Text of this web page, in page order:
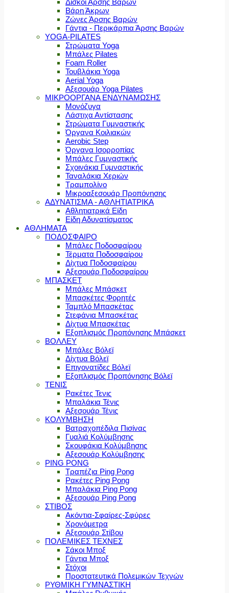
Δίσκοι Άρσης Βαρών
Βάρη Άκρων
Ζώνες Άρσης Βαρών
Γάντια - Περικάρπια Άρσης Βαρών
YOGA-PILATES
Στρώματα Yoga
Μπάλες Pilates
Foam Roller
Τουβλάκια Yoga
Aerial Yoga
Αξεσουάρ Yoga Pilates
ΜΙΚΡΟΟΡΓΑΝΑ ΕΝΔΥΝΑΜΩΣΗΣ
Μονόζυγα
Λάστιχα Αντίστασης
Στρώματα Γυμναστικής
Όργανα Κοιλιακών
Aerobic Step
Όργανα Ισορροπίας
Μπάλες Γυμναστικής
Σχοινάκια Γυμναστικής
Ταναλάκια Χεριών
Τραμπολίνο
Μικροαξεσουάρ Προπόνησης
ΑΔΥΝΑΤΙΣΜΑ - ΑΘΛΗΤΙΑΤΡΙΚΑ
Αθλητιατρικά Είδη
Είδη Αδυνατίσματος
ΑΘΛΗΜΑΤΑ
ΠΟΔΟΣΦΑΙΡΟ
Μπάλες Ποδοσφαίρου
Τέρματα Ποδοσφαίρου
Δίχτυα Ποδοσφαίρου
Αξεσουάρ Ποδοσφαίρου
ΜΠΑΣΚΕΤ
Μπάλες Μπάσκετ
Μπασκέτες Φορητές
Ταμπλό Μπασκέτας
Στεφάνια Μπασκέτας
Δίχτυα Μπασκέτας
Εξοπλισμός Προπόνησης Μπάσκετ
ΒΟΛΛΕΥ
Μπάλες Βόλεϊ
Δίχτυα Βόλεϊ
Επιγονατίδες Βόλεϊ
Εξοπλισμός Προπόνησης Βόλεϊ
ΤΕΝΙΣ
Ρακέτες Τενις
Μπαλάκια Τένις
Αξεσουάρ Τένις
ΚΟΛΥΜΒΗΣΗ
Βατραχοπέδιλα Πισίνας
Γυαλιά Κολύμβησης
Σκουφάκια Κολύμβησης
Αξεσουάρ Κολύμβησης
PING PONG
Τραπέζια Ping Pong
Ρακέτες Ping Pong
Μπαλάκια Ping Pong
Αξεσουάρ Ping Pong
ΣΤΙΒΟΣ
Ακόντια-Σφαίρες-Σφύρες
Χρονόμετρα
Αξεσουάρ Στίβου
ΠΟΛΕΜΙΚΕΣ ΤΕΧΝΕΣ
Σάκοι Μποξ
Γάντια Μποξ
Στόχοι
Προστατευτικά Πολεμικών Τεχνών
ΡΥΘΜΙΚΗ ΓΥΜΝΑΣΤΙΚΗ